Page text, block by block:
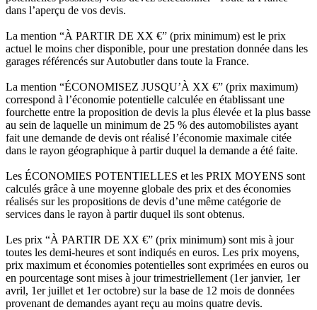
dans l’aperçu de vos devis.
La mention “À PARTIR DE XX €” (prix minimum) est le prix
actuel le moins cher disponible, pour une prestation donnée dans les
garages référencés sur Autobutler dans toute la France.
La mention “ÉCONOMISEZ JUSQU’À XX €” (prix maximum)
correspond à l’économie potentielle calculée en établissant une
fourchette entre la proposition de devis la plus élevée et la plus basse
au sein de laquelle un minimum de 25 % des automobilistes ayant
fait une demande de devis ont réalisé l’économie maximale citée
dans le rayon géographique à partir duquel la demande a été faite.
Les ÉCONOMIES POTENTIELLES et les PRIX MOYENS sont
calculés grâce à une moyenne globale des prix et des économies
réalisés sur les propositions de devis d’une même catégorie de
services dans le rayon à partir duquel ils sont obtenus.
Les prix “À PARTIR DE XX €” (prix minimum) sont mis à jour
toutes les demi-heures et sont indiqués en euros. Les prix moyens,
prix maximum et économies potentielles sont exprimées en euros ou
en pourcentage sont mises à jour trimestriellement (1er janvier, 1er
avril, 1er juillet et 1er octobre) sur la base de 12 mois de données
provenant de demandes ayant reçu au moins quatre devis.